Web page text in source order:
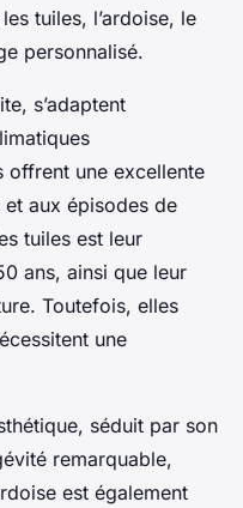
tuiles, l’ardoise, le
personnalisé.
s’adaptent
offrent une excellente
aux épisodes de
tuiles est leur
ans, ainsi que leur
Toutefois, elles
une
séduit par son
remarquable,
est également